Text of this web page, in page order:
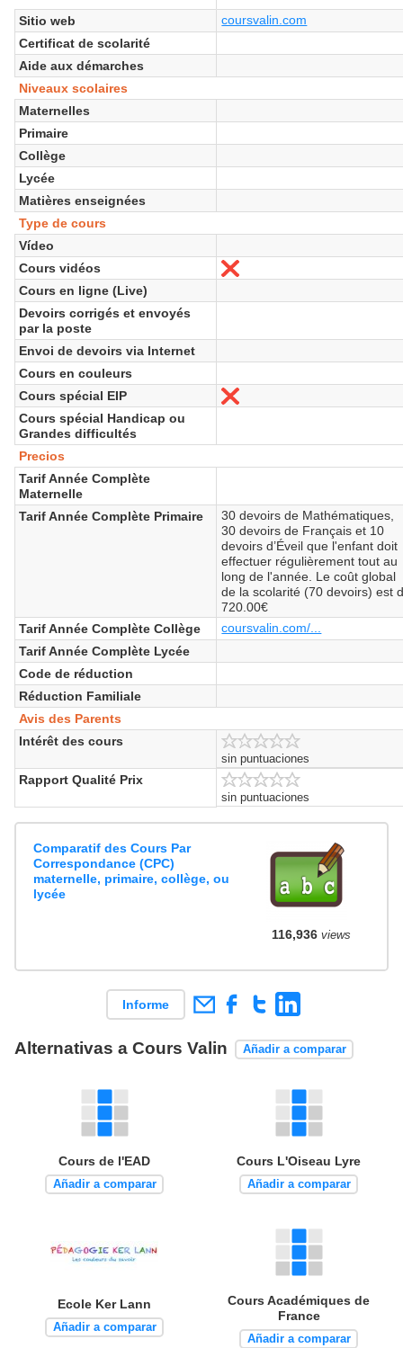
Sitio web
coursvalin.com
Certificat de scolarité
Aide aux démarches
Niveaux scolaires
Maternelles
Primaire
Collège
Lycée
Matières enseignées
Type de cours
Vídeo
Cours vidéos
No
Cours en ligne (Live)
Devoirs corrigés et envoyés
par la poste
Envoi de devoirs via Internet
Cours en couleurs
Cours spécial EIP
No
Cours spécial Handicap ou
Grandes difficultés
Precios
Tarif Année Complète
Maternelle
Tarif Année Complète Primaire
30 devoirs de Mathématiques,
30 devoirs de Français et 10
devoirs d’Éveil que l'enfant doit
effectuer régulièrement tout au
long de l'année. Le coût global
de la scolarité (70 devoirs) est
720.00€
Tarif Année Complète Collège
coursvalin.com/...
Tarif Année Complète Lycée
Code de réduction
Réduction Familiale
Avis des Parents
Intérêt des cours
sin puntuaciones
Rapport Qualité Prix
sin puntuaciones
Comparatif des Cours Par
Correspondance (CPC)
maternelle, primaire, collège, ou
lycée
116,936 views
Informe
Alternativas a Cours Valin Añadir a comparar
Cours de l'EAD
Añadir a comparar
Cours L'Oiseau Lyre
Añadir a comparar
Ecole Ker Lann
Añadir a comparar
Cours Académiques de
France
Añadir a comparar